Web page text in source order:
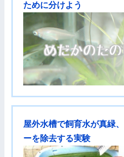
ために分けよう
屋外水槽で飼育水が真緑
ーを除去する実験